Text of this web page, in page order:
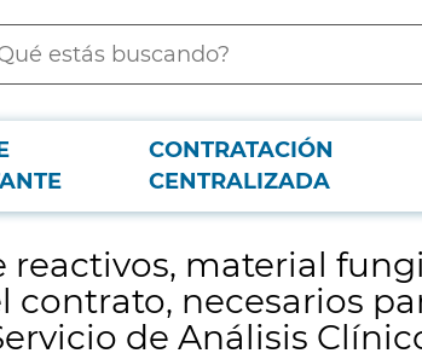
CONTRATACIÓN
CENTRALIZADA
fungible y equipamiento en cesión de uso durante la
Octubre
reactivos, material
contrato, necesarios
de Análisis